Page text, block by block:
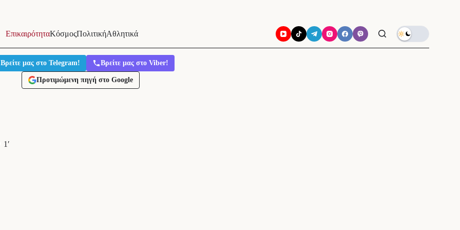
ΕπικαιρότηταΚόσμοςΠολιτικήΑθλητικά
Βρείτε μας στο Telegram! Βρείτε μας στο Viber!
Προτιμώμενη πηγή στο Google
1′